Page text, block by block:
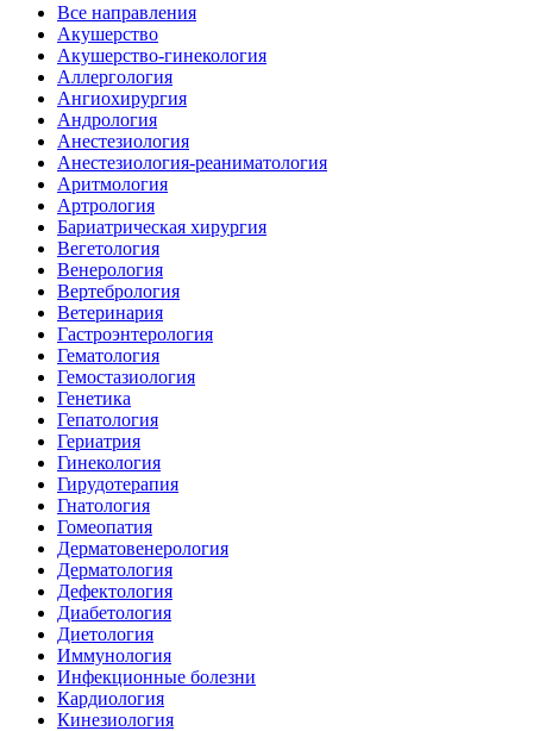
Все направления
Акушерство
Акушерство-гинекология
Аллергология
Ангиохирургия
Андрология
Анестезиология
Анестезиология-реаниматология
Аритмология
Артрология
Бариатрическая хирургия
Вегетология
Венерология
Вертебрология
Ветеринария
Гастроэнтерология
Гематология
Гемостазиология
Генетика
Гепатология
Гериатрия
Гинекология
Гирудотерапия
Гнатология
Гомеопатия
Дерматовенерология
Дерматология
Дефектология
Диабетология
Диетология
Иммунология
Инфекционные болезни
Кардиология
Кинезиология